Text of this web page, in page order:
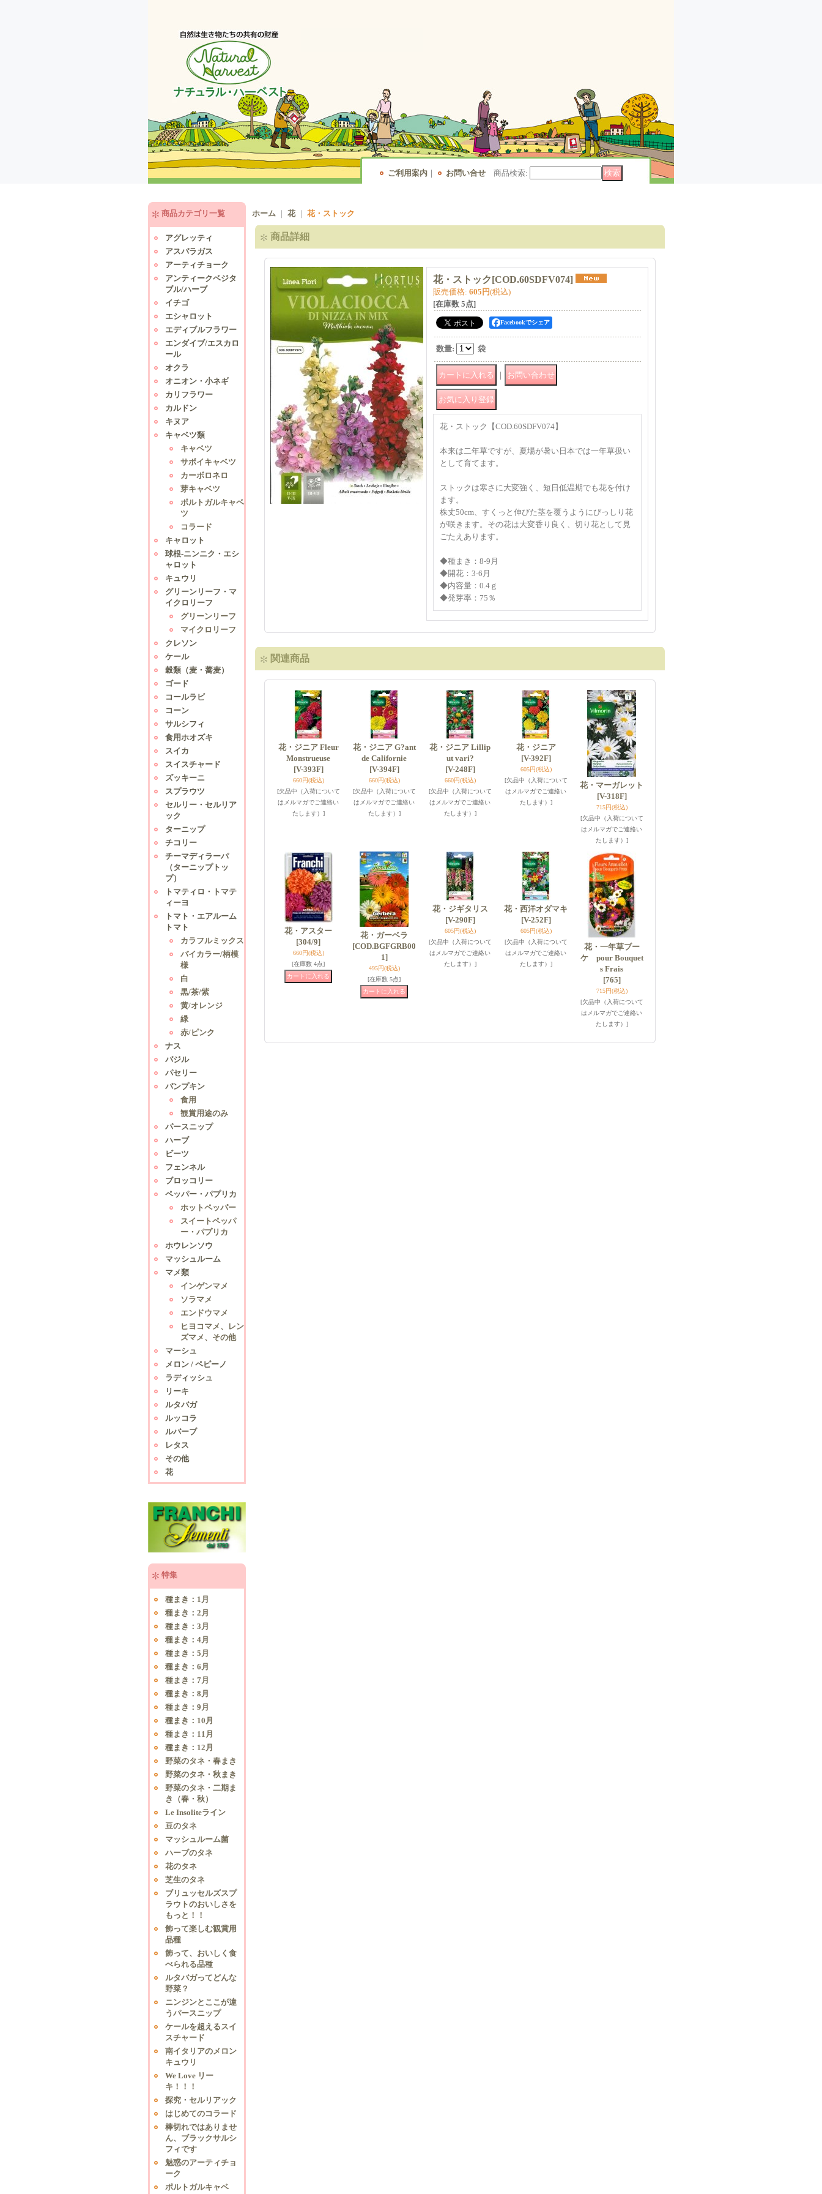
ご利用案内 ｜ お問い合せ 商品検索:
商品カテゴリ一覧
アグレッティ
アスパラガス
アーティチョーク
アンティークベジタ
ブル/ハーブ
イチゴ
エシャロット
エディブルフラワー
エンダイブ/エスカロ
ール
オクラ
オニオン・小ネギ
カリフラワー
カルドン
キヌア
キャベツ類
キャベツ
サボイキャベツ
カーボロネロ
芽キャベツ
ポルトガルキャベ
ツ
コラード
キャロット
球根-ニンニク・エシ
ャロット
キュウリ
グリーンリーフ・マ
イクロリーフ
グリーンリーフ
マイクロリーフ
クレソン
ケール
穀類（麦・蕎麦）
ゴード
コールラビ
コーン
サルシフィ
食用ホオズキ
スイカ
スイスチャード
ズッキーニ
スプラウツ
セルリー・セルリア
ック
ターニップ
チコリー
チーマディラーパ
（ターニップトッ
プ）
トマティロ・トマテ
ィーヨ
トマト・エアルーム
トマト
カラフルミックス
バイカラー/柄模
様
白
黒/茶/紫
黄/オレンジ
緑
赤/ピンク
ナス
バジル
パセリー
パンプキン
食用
観賞用途のみ
パースニップ
ハーブ
ビーツ
フェンネル
ブロッコリー
ペッパー・パプリカ
ホットペッパー
スイートペッパ
ー・パプリカ
ホウレンソウ
マッシュルーム
マメ類
インゲンマメ
ソラマメ
エンドウマメ
ヒヨコマメ、レン
ズマメ、その他
マーシュ
メロン / ペピーノ
ラディッシュ
リーキ
ルタバガ
ルッコラ
ルバーブ
レタス
その他
花
特集
種まき：1月
種まき：2月
種まき：3月
種まき：4月
種まき：5月
種まき：6月
種まき：7月
種まき：8月
種まき：9月
種まき：10月
種まき：11月
種まき：12月
野菜のタネ・春まき
野菜のタネ・秋まき
野菜のタネ・二期ま
き（春・秋）
Le Insoliteライン
豆のタネ
マッシュルーム菌
ハーブのタネ
花のタネ
芝生のタネ
ブリュッセルズスプ
ラウトのおいしさを
もっと！！
飾って楽しむ観賞用
品種
飾って、おいしく食
べられる品種
ルタバガってどんな
野菜？
ニンジンとここが違
うパースニップ
ケールを超えるスイ
スチャード
南イタリアのメロン
キュウリ
We Love リー
キ！！！
探究・セルリアック
はじめてのコラード
棒切れではありませ
ん、ブラックサルシ
フィです
魅惑のアーティチョ
ーク
ポルトガルキャベ
ホーム 花｜ 花・ストック
商品詳細
花・ストック[COD.60SDFV074]
販売価格: 605円(税込)
[在庫数 5点]
Facebookでシェア
数量: 袋
｜
花・ストック【COD.60SDFV074】
本来は二年草ですが、夏場が暑い日本では一年草扱い
として育てます。
ストックは寒さに大変強く、短日低温期でも花を付け
ます。
株丈50cm、すくっと伸びた茎を覆うようにびっしり花
が咲きます。その花は大変香り良く、切り花として見
ごたえあります。
◆種まき：8-9月
◆開花：3-6月
◆内容量：0.4ｇ
◆発芽率：75％
関連商品
花・ジニア Fleur
Monstrueuse
[V-393F]
660円(税込)
[欠品中（入荷について
はメルマガでご連絡い
たします）]
花・ジニア G?ant
de Californie
[V-394F]
660円(税込)
[欠品中（入荷について
はメルマガでご連絡い
たします）]
花・ジニア Lillip
ut vari?
[V-248F]
660円(税込)
[欠品中（入荷について
はメルマガでご連絡い
たします）]
花・ジニア
[V-392F]
605円(税込)
[欠品中（入荷について
はメルマガでご連絡い
たします）]
花・マーガレット
[V-318F]
715円(税込)
[欠品中（入荷について
はメルマガでご連絡い
たします）]
花・アスター
[304/9]
660円(税込)
[在庫数 4点]
花・ガーベラ
[COD.BGFGRB00
1]
495円(税込)
[在庫数 5点]
花・ジギタリス
[V-290F]
605円(税込)
[欠品中（入荷について
はメルマガでご連絡い
たします）]
花・西洋オダマキ
[V-252F]
605円(税込)
[欠品中（入荷について
はメルマガでご連絡い
たします）]
花・一年草ブー
ケ pour Bouquet
s Frais
[765]
715円(税込)
[欠品中（入荷について
はメルマガでご連絡い
たします）]